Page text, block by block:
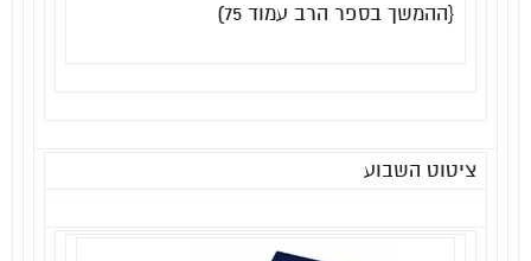
{ההמשך בספר הרב עמוד 75)
ציטוט השבוע